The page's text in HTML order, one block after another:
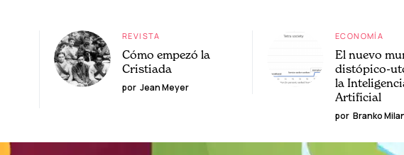
REVISTA
Cómo empezó la
Cristiada
por Jean Meyer
ECONOMÍA
El nuevo
distópico-
la
Artificial
por Branko